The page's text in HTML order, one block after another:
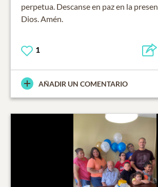
perpetua. Descanse en paz en la
Dios. Amén.
1
AÑADIR UN COMENTARIO